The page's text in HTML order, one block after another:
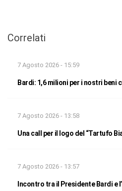
Correlati
7 Agosto 2026 - 15:59
Bardi: 1,6 milioni per i nostri beni
7 Agosto 2026 - 13:58
Una call per il logo del “Tartufo
7 Agosto 2026 - 13:57
Incontro tra il Presidente Bardi e